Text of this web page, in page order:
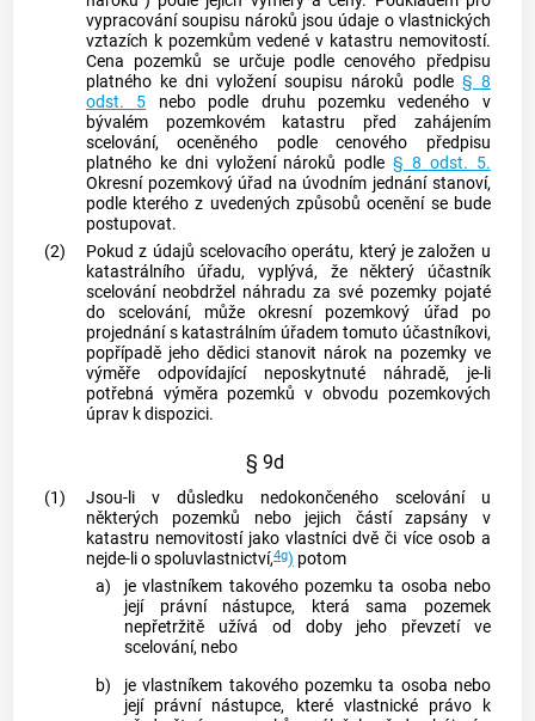
vypracování soupisu nároků jsou údaje o vlastnických
vztazích k pozemkům vedené v katastru nemovitostí.
Cena pozemků se určuje podle cenového předpisu
platného ke dni vyložení soupisu nároků podle § 8
odst. 5 nebo podle druhu pozemku vedeného v
bývalém pozemkovém katastru před zahájením
scelování, oceněného podle cenového předpisu
platného ke dni vyložení nároků podle§ 8 odst. 5.
Okresní pozemkový úřad na úvodním jednání stanoví,
podle kterého z uvedených způsobů ocenění se bude
postupovat.
(2)
Pokud z údajů scelovacího operátu, který je založen u
katastrálního úřadu, vyplývá, že některý účastník
scelování neobdržel náhradu za své pozemky pojaté
do scelování, může okresní pozemkový úřad po
projednání s katastrálním úřadem tomuto účastníkovi,
popřípadě jeho dědici stanovit nárok na pozemky ve
výměře odpovídající neposkytnuté náhradě, je-li
potřebná výměra pozemků v obvodu pozemkových
úprav k dispozici.
§ 9d
(1)
Jsou-li v důsledku nedokončeného scelování u
některých pozemků nebo jejich částí zapsány v
katastru nemovitostíjako vlastníci dvě či více osob a
nejde-li o spoluvlastnictví,4g) potom
a)
je vlastníkem takového pozemku ta osoba nebo
její právní nástupce, která sama pozemek
nepřetržitě užívá od doby jeho převzetí ve
scelování, nebo
b)
je vlastníkem takového pozemku ta osoba nebo
její právní nástupce, které vlastnické právo k